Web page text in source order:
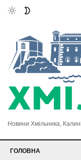
Новини Хмільника,
ГОЛОВНА